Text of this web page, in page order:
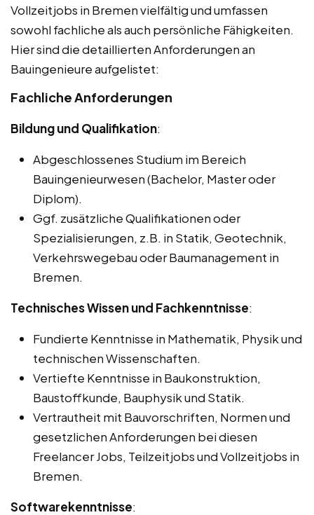
Vollzeitjobs in Bremen vielfältig und umfassen
sowohl fachliche als auch persönliche Fähigkeiten.
Hier sind die detaillierten Anforderungen an
Bauingenieure aufgelistet:
Fachliche Anforderungen
Bildung und Qualifikation:
Abgeschlossenes Studium im Bereich
Bauingenieurwesen (Bachelor, Master oder
Diplom).
Ggf. zusätzliche Qualifikationen oder
Spezialisierungen, z.B. in Statik, Geotechnik,
Verkehrswegebau oder Baumanagement in
Bremen.
Technisches Wissen und Fachkenntnisse:
Fundierte Kenntnisse in Mathematik, Physik und
technischen Wissenschaften.
Vertiefte Kenntnisse in Baukonstruktion,
Baustoffkunde, Bauphysik und Statik.
Vertrautheit mit Bauvorschriften, Normen und
gesetzlichen Anforderungen bei diesen
Freelancer Jobs, Teilzeitjobs und Vollzeitjobs in
Bremen.
Softwarekenntnisse: